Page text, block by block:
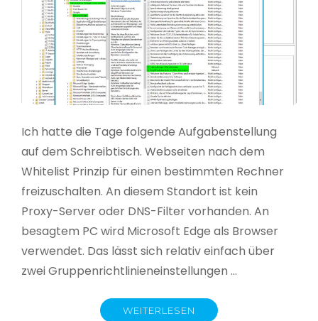
Ich hatte die Tage folgende Aufgabenstellung
auf dem Schreibtisch. Webseiten nach dem
Whitelist Prinzip für einen bestimmten Rechner
freizuschalten. An diesem Standort ist kein
Proxy-Server oder DNS-Filter vorhanden. An
besagtem PC wird Microsoft Edge als Browser
verwendet. Das lässt sich relativ einfach über
zwei Gruppenrichtlinieneinstellungen …
WEITERLESEN